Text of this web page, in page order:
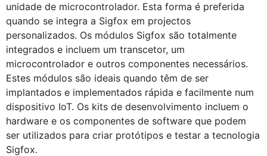
unidade de microcontrolador. Esta forma é preferida
quando se integra a Sigfox em projectos
personalizados. Os módulos Sigfox são totalmente
integrados e incluem um transcetor, um
microcontrolador e outros componentes necessários.
Estes módulos são ideais quando têm de ser
implantados e implementados rápida e facilmente num
dispositivo IoT. Os kits de desenvolvimento incluem o
hardware e os componentes de software que podem
ser utilizados para criar protótipos e testar a tecnologia
Sigfox.